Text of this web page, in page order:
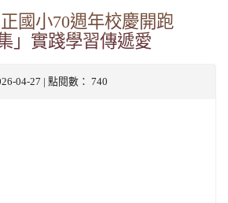
國小70週年校慶開跑
」實踐學習傳遞愛
04-27 | 點閱數： 740